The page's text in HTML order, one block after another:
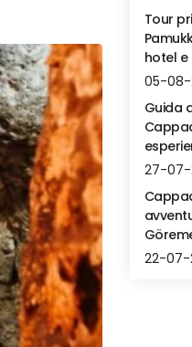
Tour
hotel e
05-08-
Guida
27-07-
22-07-